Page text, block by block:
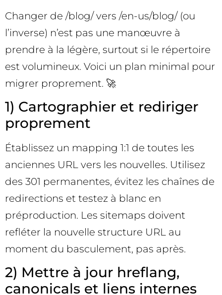
Changer de /blog/ vers /en-us/blog/ (ou
l’inverse) n’est pas une manœuvre à
prendre à la légère, surtout si le répertoire
est volumineux. Voici un plan minimal pour
migrer proprement. 🚀
1) Cartographier et rediriger
proprement
Établissez un mapping 1:1 de toutes les
anciennes URL vers les nouvelles. Utilisez
des 301 permanentes, évitez les chaînes de
redirections et testez à blanc en
préproduction. Les sitemaps doivent
refléter la nouvelle structure URL au
moment du basculement, pas après.
2) Mettre à jour hreflang,
canonicals et liens internes